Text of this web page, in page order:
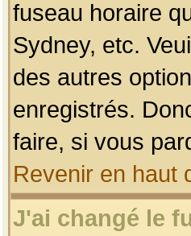
fuseau horaire
Sydney, etc.
des autres
enregistrés.
faire, si vous
Revenir en haut
J'ai changé le